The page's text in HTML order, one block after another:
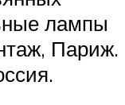
лампы
Париж.